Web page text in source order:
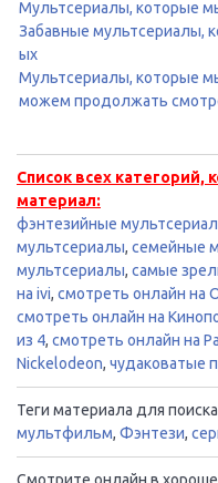
Мультсериалы, которые
Забавные мультсериалы,
ых
Мультсериалы, которые
можем продолжать
Список всех
материал:
фэнтезийные
мультсериалы, семейные
мультсериалы, самые
на ivi, смотреть онлайн на
смотреть онлайн на
из 4, смотреть онлайн на
Nickelodeon, чудаковатые
Теги материала для
мультфильм, Фэнтези,
Смотрите онлайн в